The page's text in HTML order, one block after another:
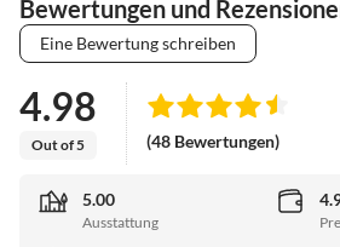
Bewertungen und
Eine Bewertung schreiben
4.98
Out of 5 (48 Bewertungen)
5.00
Ausstattung